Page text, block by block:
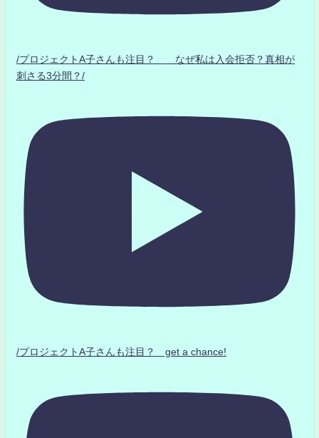
/プロジェクトA子さんも注目？ なぜ私は入会拒否？真相が
刺さる3分間？/
/プロジェクトA子さんも注目？ get a chance!